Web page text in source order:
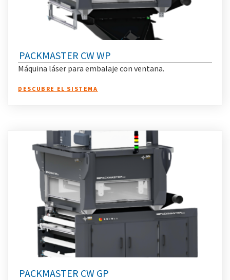
PACKMASTER CW WP
Máquina láser para embalaje con ventana.
DESCUBRE EL SISTEMA
PACKMASTER CW GP